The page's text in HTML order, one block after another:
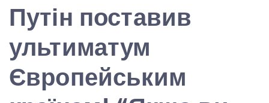
Путін поставив
ультиматум
Європейським